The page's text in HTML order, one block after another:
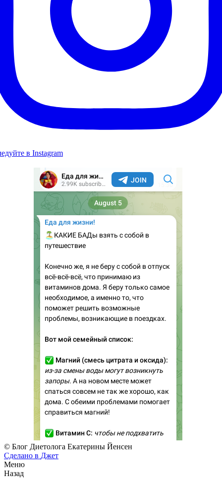
в Instagram
© Блог Диетолога Екатерины Йенсен
Сделано в Джет
Меню
Назад